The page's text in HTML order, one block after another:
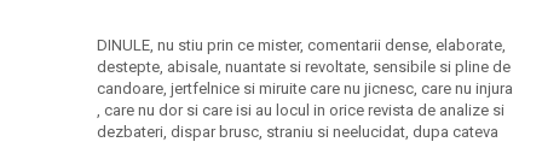
DINULE, nu stiu prin ce mister, comentarii dense, elaborate,
destepte, abisale, nuantate si revoltate, sensibile si pline de
candoare, jertfelnice si miruite care nu jicnesc, care nu injura
, care nu dor si care isi au locul in orice revista de analize si
dezbateri, dispar brusc, straniu si neelucidat, dupa cateva